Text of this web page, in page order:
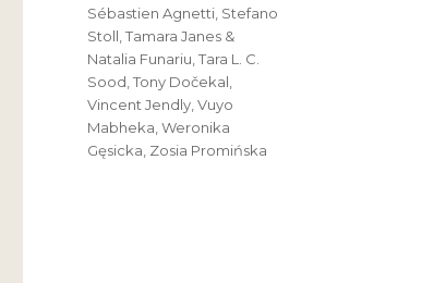
Sébastien Agnetti Stefano
Stoll ,Tamara Janes &
Natalia Funariu ,Tara L. C.
Sood ,Tony Dočekal
Vincent Jendly ,Vuyo
Mabheka ,Weronika
Gęsicka Zosia Promińska